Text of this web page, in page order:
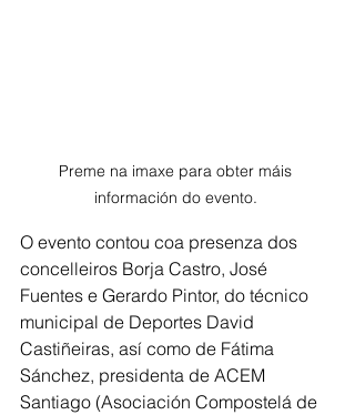
Preme na imaxe para obter máis
información do evento.
O evento contou coa presenza dos
concelleiros Borja Castro, José
Fuentes e Gerardo Pintor, do técnico
municipal de Deportes David
Castiñeiras, así como de Fátima
Sánchez, presidenta de ACEM
Santiago (Asociación Compostelá de